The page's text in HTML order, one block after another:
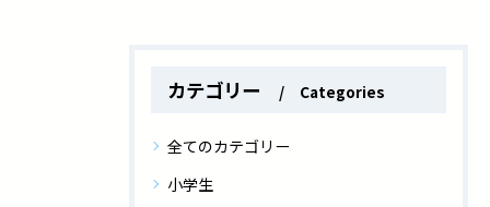
カテゴリー Categories
全てのカテゴリー
小学生